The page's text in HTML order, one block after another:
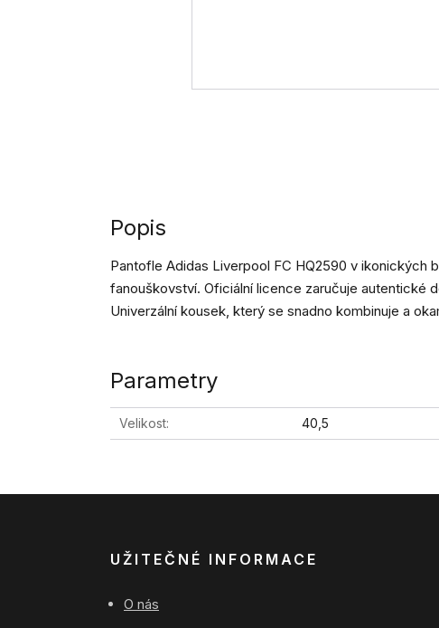
Popis
Pantofle Adidas Liverpool FC HQ2590 v ikonických
fanouškovství. Oficiální licence zaručuje autentické
Univerzální kousek, který se snadno kombinuje a
Parametry
Velikost 40,5
UŽITEČNÉ INFORMACE
O nás